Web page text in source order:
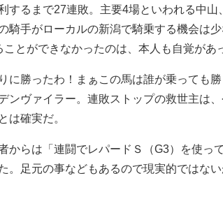
するまで27連敗。主要4場といわれる中山
騎手がローカルの新潟で騎乗する機会は少
とができなかったのは、本人も自覚があ
に勝ったわ！まぁこの馬は誰が乗っても勝
ンヴァイラー。連敗ストップの救世主は
は確実だ。
らは「連闘でレパードＳ（G3）を使っ
。足元の事などもあるので現実的ではな